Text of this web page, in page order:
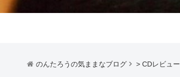
のんたろうの気ままなブログ > CDレビュー